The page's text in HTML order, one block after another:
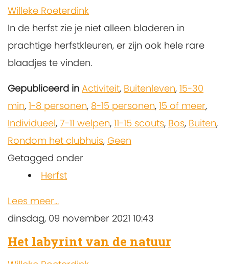
Willeke Roeterdink
In de herfst zie je niet alleen bladeren in
prachtige herfstkleuren, er zijn ook hele rare
blaadjes te vinden.
Gepubliceerd in Activiteit, Buitenleven, 15-30
min, 1-8 personen, 8-15 personen, 15 of meer,
Individueel, 7-11 welpen, 11-15 scouts, Bos, Buiten,
Rondom het clubhuis, Geen
Getagged onder
Herfst
Lees meer...
dinsdag, 09 november 2021 10:43
Het labyrint van de natuur